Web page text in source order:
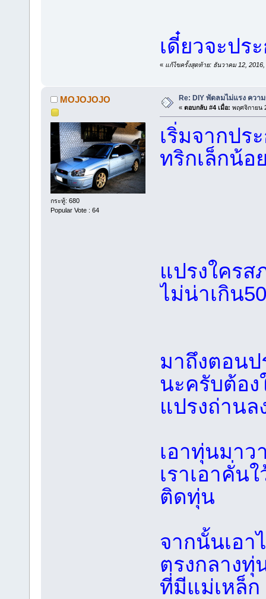
เดี๋ยวจะป
« แก้ไขครั้งสุดท้าย: ธันวาคม 12,
MOJOJOJO
กระทู้: 680
Popular Vote : 64
Re: DIY พัดลมไม่แรง คว
« ตอบกลับ #4 เมื่อ: พฤศจิกายน
เริ่มจากปร
ทริกเล็กน้อ
แปรงใครส
ไม่น่าเกิน
มาถึงตอนป
นะครับต้อง
แปรงถ่านล
เอาทุ่นมาว
เราเอาคั่น
ติดทุ่น
จากนั้นเอา
ตรงกลางทุ่
ที่มีแม่เหล็ก